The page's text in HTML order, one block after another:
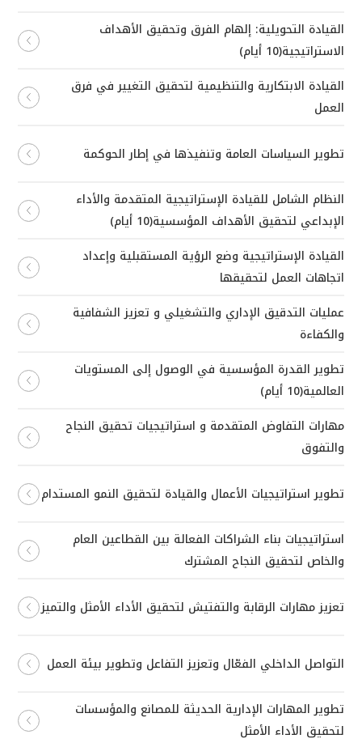
القيادة التحويلية: إلهام الفرق وتحقيق الأهداف
الاستراتيجية(10 أيام)
القيادة الابتكارية والتنظيمية لتحقيق التغيير في فرق
العمل
تطوير السياسات العامة وتنفيذها في إطار الحوكمة
النظام الشامل للقيادة الإستراتيجية المتقدمة والأداء
الإبداعي لتحقيق الأهداف المؤسسية(10 أيام)
القيادة الإستراتيجية وضع الرؤية المستقبلية وإعداد
اتجاهات العمل لتحقيقها
عمليات التدقيق الإداري والتشغيلي و تعزيز الشفافية
والكفاءة
تطوير القدرة المؤسسية في الوصول إلى المستويات
العالمية(10 أيام)
مهارات التفاوض المتقدمة و استراتيجيات تحقيق النجاح
والتفوق
تطوير استراتيجيات الأعمال والقيادة لتحقيق النمو المستدام
استراتيجيات بناء الشراكات الفعالة بين القطاعين العام
والخاص لتحقيق النجاح المشترك
تعزيز مهارات الرقابة والتفتيش لتحقيق الأداء الأمثل والتميز
التواصل الداخلي الفعّال وتعزيز التفاعل وتطوير بيئة العمل
تطوير المهارات الإدارية الحديثة للمصانع والمؤسسات
لتحقيق الأداء الأمثل